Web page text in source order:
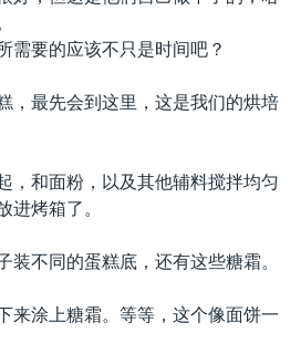
需要的应该不只是时间吧？
，最先会到这里，这是我们的烘培
，和面粉，以及其他辅料搅拌均匀
进烤箱了。
装不同的蛋糕底，还有这些糖霜。
来涂上糖霜。等等，这个像面饼一